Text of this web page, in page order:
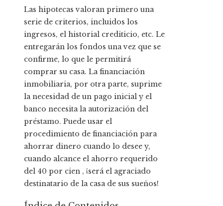
Las hipotecas valoran primero una
serie de criterios, incluidos los
ingresos, el historial crediticio, etc. Le
entregarán los fondos una vez que se
confirme, lo que le permitirá
comprar su casa. La financiación
inmobiliaria, por otra parte, suprime
la necesidad de un pago inicial y el
banco necesita la autorización del
préstamo. Puede usar el
procedimiento de financiación para
ahorrar dinero cuando lo desee y,
cuando alcance el ahorro requerido
del 40 por cien , ¡será el agraciado
destinatario de la casa de sus sueños!